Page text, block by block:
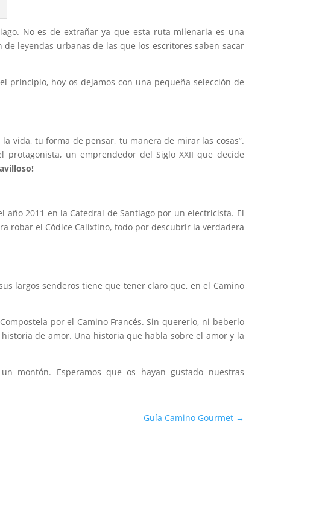
No es de extrañar ya que esta ruta milenaria es una
leyendas urbanas de las que los escritores saben sacar
principio, hoy os dejamos con una pequeña selección de
vida, tu forma de pensar, tu manera de mirar las cosas”.
un emprendedor del Siglo XXII que decide
2011 en la Catedral de Santiago por un electricista. El
robar el Códice Calixtino, todo por descubrir la verdadera
largos senderos tiene que tener claro que, en el Camino
por el Camino Francés. Sin quererlo, ni beberlo
de amor. Una historia que habla sobre el amor y la
montón. Esperamos que os hayan gustado nuestras
Guía Camino Gourmet→